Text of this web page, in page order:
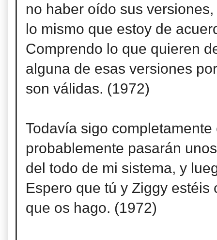
no haber oído sus
lo mismo que estoy de
Comprendo lo que quieren
alguna de esas versiones
son válidas. (1972)
Todavía sigo
probablemente pasarán
del todo de mi sistema, y
Espero que tú y Ziggy
que os hago. (1972)